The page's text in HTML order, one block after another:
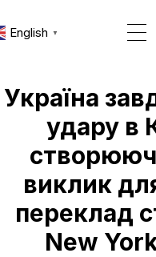
English ▼
Україна
удару в
виклик
переклад
New